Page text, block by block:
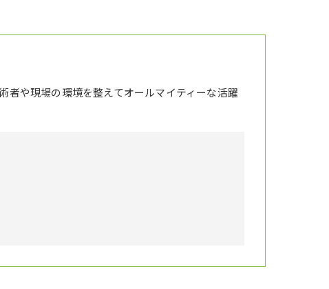
者や現場の環境を整えてオールマイティーな活躍